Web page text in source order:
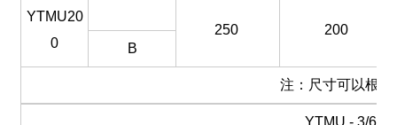
YTMU20
0
250
200
B
注：尺寸可以根
YTMU - 3/6元